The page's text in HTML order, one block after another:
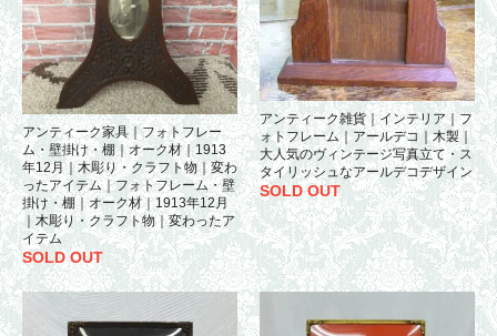
アンティーク家具｜フォトフレー
ム・壁掛け・棚｜オーク材｜1913
年12月｜木彫り・クラフト物｜変わ
ったアイテム｜フォトフレーム・壁
掛け・棚｜オーク材｜1913年12月
｜木彫り・クラフト物｜変わったア
イテム
SOLD OUT
アンティーク雑貨｜インテリア｜フ
ォトフレーム｜アールデコ｜木製｜
大人気のヴィンテージ写真立て・ス
タイリッシュなアールデコデザイン
SOLD OUT